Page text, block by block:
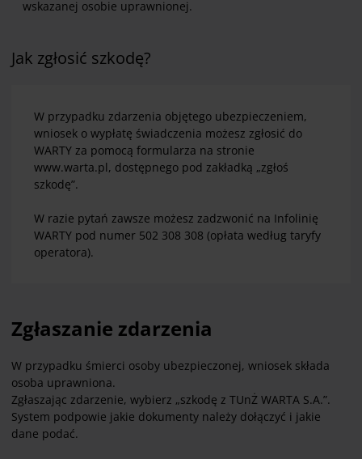
wskazanej osobie uprawnionej.
Jak zgłosić szkodę?
W przypadku zdarzenia objętego ubezpieczeniem,
wniosek o wypłatę świadczenia możesz zgłosić do
WARTY za pomocą formularza na stronie
www.warta.pl, dostępnego pod zakładką „zgłoś
szkodę”.
W razie pytań zawsze możesz zadzwonić na Infolinię
WARTY pod numer 502 308 308 (opłata według taryfy
operatora).
Zgłaszanie zdarzenia
W przypadku śmierci osoby ubezpieczonej, wniosek składa
osoba uprawniona.
Zgłaszając zdarzenie, wybierz „szkodę z TUnŻ WARTA S.A.”.
System podpowie jakie dokumenty należy dołączyć i jakie
dane podać.